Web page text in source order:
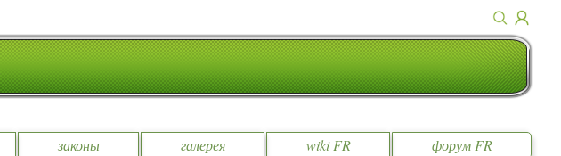
законы галерея wiki FR форум FR